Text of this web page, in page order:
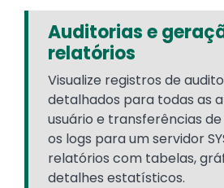
Auditorias e
relatórios
Visualize registros de
detalhados para todas as
usuário e transferências de
os logs para um servidor
relatórios com tabelas,
detalhes estatísticos.